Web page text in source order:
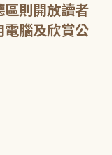
區則開放讀者
電腦及欣賞公